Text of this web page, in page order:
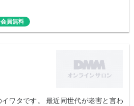
員無料
ワタです。 最近同世代が老害と言わ